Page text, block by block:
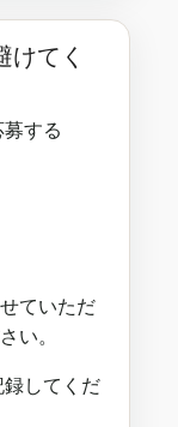
けてく
する
ていただ
い。
してくだ